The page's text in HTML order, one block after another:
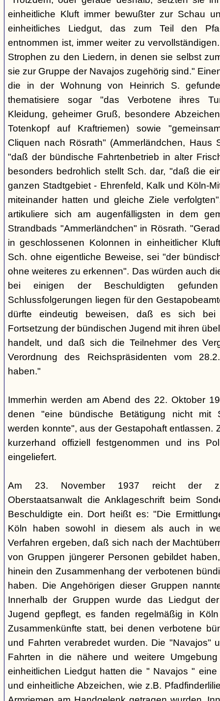
einheitliche Kluft immer bewußter zur Schau
einheitliches Liedgut, das zum Teil den
entnommen ist, immer weiter zu
Strophen zu den Liedern, in denen sie selbst
sie zur Gruppe der Navajos zugehörig sind."
die in der Wohnung von Heinrich S.
thematisiere sogar "das Verbotene ihres
Kleidung, geheimer Gruß, besondere
Totenkopf auf Kraftriemen) sowie
Cliquen nach Rösrath" (Ammerländchen, Haus
"daß der bündische Fahrtenbetrieb in alter
besonders bedrohlich stellt Sch. dar, "daß die
ganzen Stadtgebiet - Ehrenfeld, Kalk und Köln-
miteinander hatten und gleiche Ziele
artikuliere sich am augenfälligsten in dem
Strandbads "Ammerländchen" in Rösrath.
in geschlossenen Kolonnen in einheitlicher
Sch. ohne eigentliche Beweise, sei "der
ohne weiteres zu erkennen". Das würden auch
bei einigen der Beschuldigten
Schlussfolgerungen liegen für den
dürfte eindeutig beweisen, daß es sich
Fortsetzung der bündischen Jugend mit ihren
handelt, und daß sich die Teilnehmer des
Verordnung des Reichspräsidenten vom
haben."
Immerhin werden am Abend des 22. Oktober
denen "eine bündische Betätigung nicht mit
werden konnte", aus der Gestapohaft entlassen.
kurzerhand offiziell festgenommen und ins
eingeliefert.
Am 23. November 1937 reicht der
Oberstaatsanwalt die Anklageschrift beim
Beschuldigte ein. Dort heißt es: "Die
Köln haben sowohl in diesem als auch in
Verfahren ergeben, daß sich nach der
von Gruppen jüngerer Personen gebildet
hinein den Zusammenhang der verbotenen
haben. Die Angehörigen dieser Gruppen
Innerhalb der Gruppen wurde das Liedgut
Jugend gepflegt, es fanden regelmäßig in
Zusammenkünfte statt, bei denen verbotene
und Fahrten verabredet wurden. Die "Navajos"
Fahrten in die nähere und weitere
einheitlichen Liedgut hatten die " Navajos "
und einheitliche Abzeichen, wie z.B.